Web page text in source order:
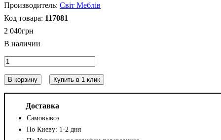
Світ Меблів
117081
2 040грн
В корзину Купить в 1 клик
Доставка
Самовывоз
По Киеву: 1-2 дня